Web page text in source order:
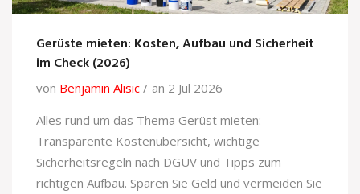
Gerüste mieten: Kosten, Aufbau und Sicherheit
im Check (2026)
von Benjamin Alisic
an 2 Jul 2026
Alles rund um das Thema Gerüst mieten:
Transparente Kostenübersicht, wichtige
Sicherheitsregeln nach DGUV und Tipps zum
richtigen Aufbau. Sparen Sie Geld und vermeiden Sie